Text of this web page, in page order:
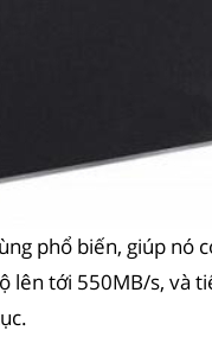
phổ biến, giúp
tới 550MB/s,